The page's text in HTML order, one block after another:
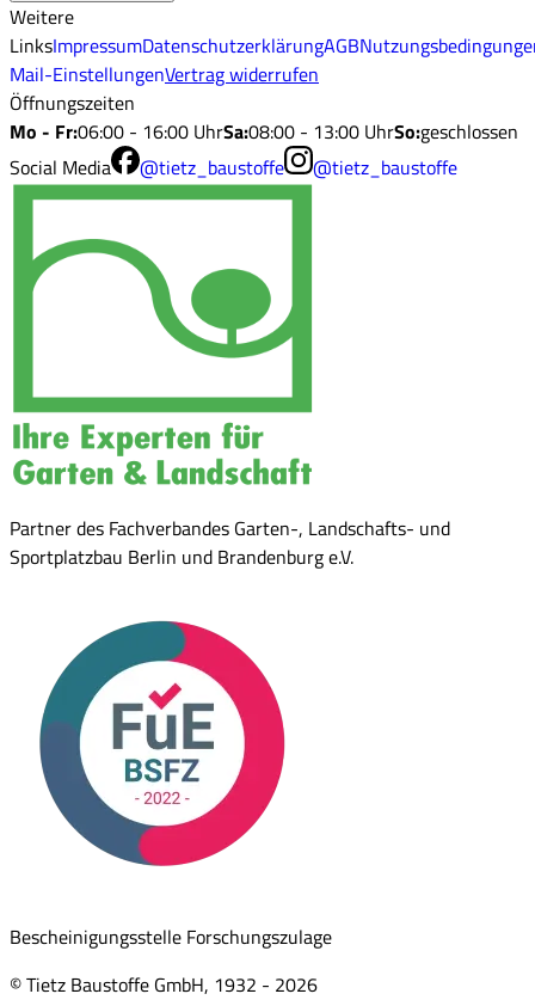
Weitere
LinksImpressumDatenschutzerklärungAGB
Mail-EinstellungenVertrag widerrufen
Öffnungszeiten
Mo - Fr:06:00 - 16:00 UhrSa:08:00 - 13:00 UhrSo:geschlossen
Social Media
@tietz_baustoffe @tietz_baustoffe
Partner des Fachverbandes Garten-, Landschafts- und
Sportplatzbau Berlin und Brandenburg e.V.
Bescheinigungsstelle Forschungszulage
© Tietz Baustoffe GmbH, 1932 - 2026